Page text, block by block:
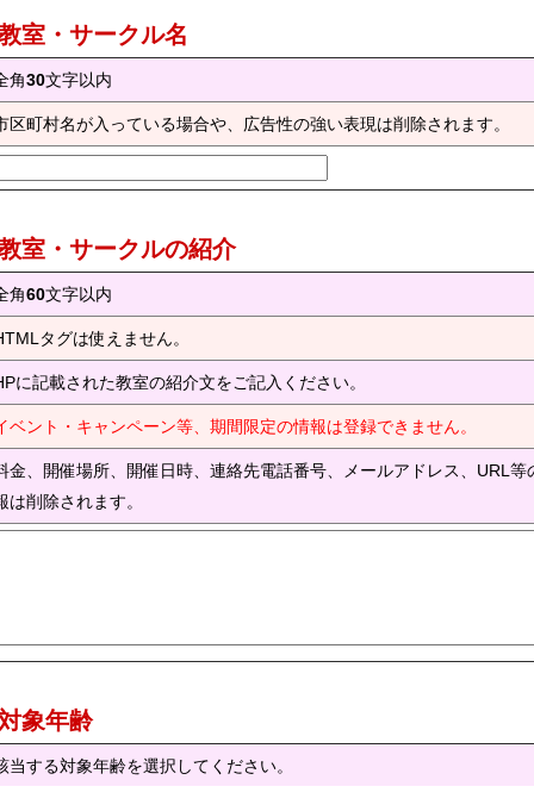
室・サークル名
角30文字以内
区町村名が入っている場合や、広告性の強い表現は削除されます。
室・サークルの紹介
角60文字以内
タグは使えません。
に記載された教室の紹介文をご記入ください。
ベント・キャンペーン等、期間限定の情報は登録できません。
金、開催場所、開催日時、連絡先電話番号、メールアドレス、URL等
は削除されます。
象年齢
当する対象年齢を選択してください。